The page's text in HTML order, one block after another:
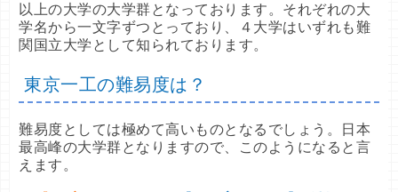
以上の大学の大学群となっております。それぞれの大
学名から一文字ずつとっており、４大学はいずれも難
関国立大学として知られております。
東京一工の難易度は？
難易度としては極めて高いものとなるでしょう。日本
最高峰の大学群となりますので、このようになると言
えます。